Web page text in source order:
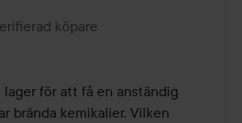
köpare
för att få en anständig
brända kemikalier. Vilken